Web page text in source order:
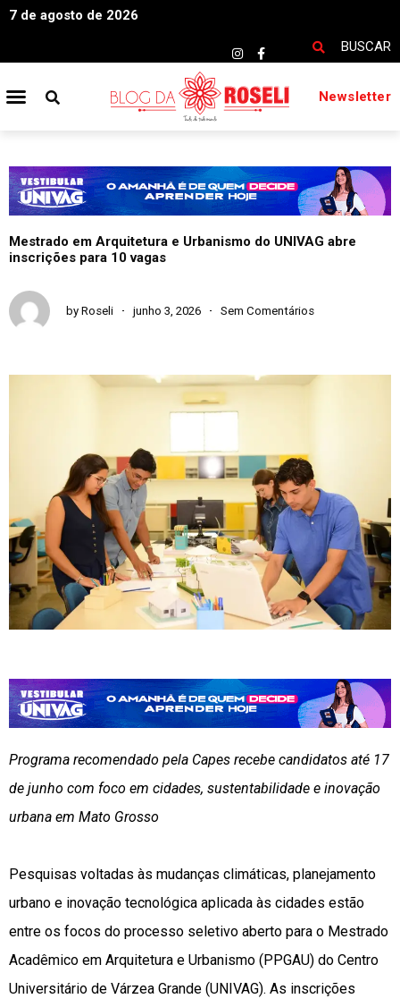
7 de agosto de 2026
BUSCAR
Newsletter
Mestrado em Arquitetura e Urbanismo do UNIVAG abre
inscrições para 10 vagas
by Roseli junho 3, 2026 Sem Comentários
Programa recomendado pela Capes recebe candidatos até 17
de junho com foco em cidades, sustentabilidade e inovação
urbana em Mato Grosso
Pesquisas voltadas às mudanças climáticas, planejamento
urbano e inovação tecnológica aplicada às cidades estão
entre os focos do processo seletivo aberto para o Mestrado
Acadêmico em Arquitetura e Urbanismo (PPGAU) do Centro
Universitário de Várzea Grande (UNIVAG). As inscrições